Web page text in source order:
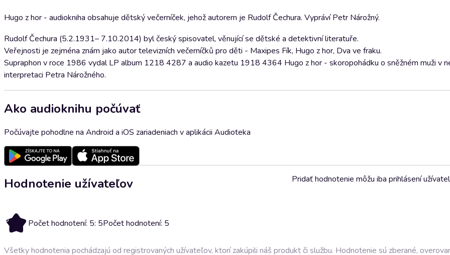
Hugo z hor - audiokniha obsahuje dětský večerníček, jehož autorem je Rudolf Čechura. Vypráví Petr Nárožný.
Rudolf Čechura (5.2.1931– 7.10.2014) byl český spisovatel, věnující se dětské a detektivní literatuře.
Veřejnosti je zejména znám jako autor televizních večerníčků pro děti - Maxipes Fík, Hugo z hor, Dva ve fraku.
Supraphon v roce 1986 vydal LP album 1218 4287 a audio kazetu 1918 4364 Hugo z hor - skoropohádku o sněžném muži v
interpretaci Petra Nárožného.
Ako audioknihu počúvať
Počúvajte pohodlne na Android a iOS zariadeniach v aplikácii Audioteka
Hodnotenie užívateľov
5 Počet hodnotení: 5: 5Počet hodnotení: 5
Pridať hodnotenie môžu iba prihlásení
Všetky hodnotenia pochádzajú od registrovaných užívateľov, ktorí zakúpili náš produkt či službu. Hodnotenie sú zberané,